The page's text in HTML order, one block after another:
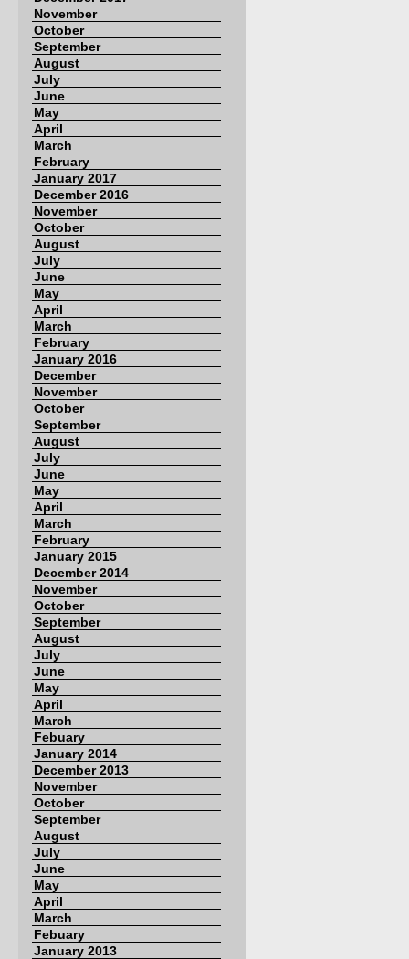
November
October
September
August
July
June
May
April
March
February
January 2017
December 2016
November
October
August
July
June
May
April
March
February
January 2016
December
November
October
September
August
July
June
May
April
March
February
January 2015
December 2014
November
October
September
August
July
June
May
April
March
Febuary
January 2014
December 2013
November
October
September
August
July
June
May
April
March
Febuary
January 2013